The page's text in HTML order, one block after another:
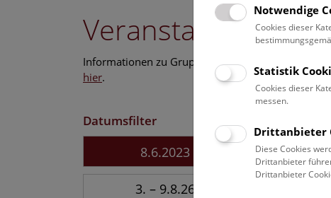
Informationen zu Gruppen,- Kindergarten- und
hier.
Datumsfilter
8.6.2023
3. – 9.8.26
Notwendige
Cookies dieser
Statistik
Cookies dieser
messen.
Drittanbieter
Diese Cookies
Drittanbieter
Drittanbieter